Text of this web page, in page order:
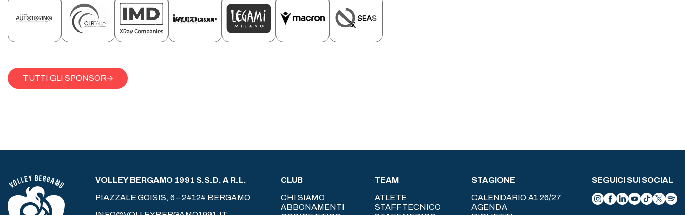
TUTTI GLI SPONSOR
VOLLEY BERGAMO 1991 S.S.D. A R.L.
PIAZZALE GOISIS, 6 – 24124 BERGAMO
CLUB
CHI SIAMO
ABBONAMENTI
TEAM
ATLETE
STAFF TECNICO
STAGIONE
CALENDARIO A1 26/27
AGENDA
SEGUICI SUI SOCIAL